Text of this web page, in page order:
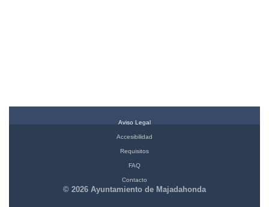
Aviso Legal
Accesibilidad
Requisitos
FAQ
Contacto
© 2026 Ayuntamiento de Majadahonda